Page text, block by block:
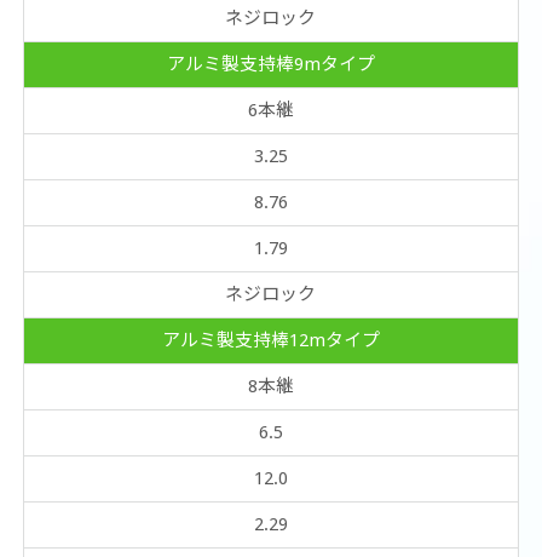
ネジロック
アルミ製支持棒9mタイプ
6本継
3.25
8.76
1.79
ネジロック
アルミ製支持棒12mタイプ
8本継
6.5
12.0
2.29